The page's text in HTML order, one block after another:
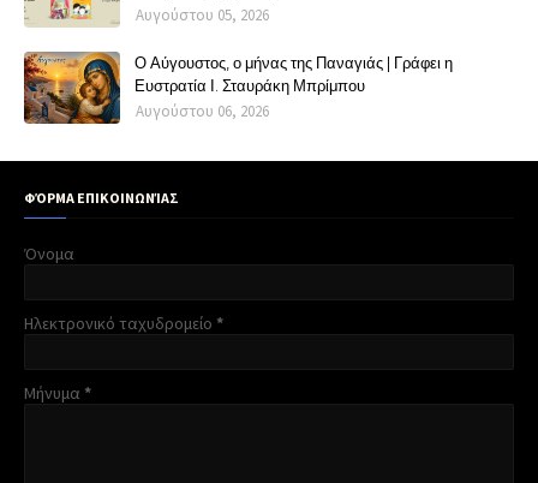
Αυγούστου 05, 2026
Ο Αύγουστος, ο μήνας της Παναγιάς | Γράφει η
Ευστρατία Ι. Σταυράκη Μπρίμπου
Αυγούστου 06, 2026
ΦΌΡΜΑ ΕΠΙΚΟΙΝΩΝΊΑΣ
Όνομα
Ηλεκτρονικό ταχυδρομείο *
Μήνυμα *